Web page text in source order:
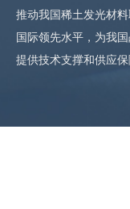
推动我国稀土发光材
国际领先水平，为我
提供技术支撑和供应保